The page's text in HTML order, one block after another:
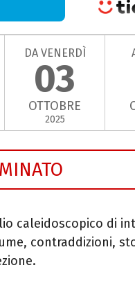
DA VENERDÌ
03
OTTOBRE
2025
caleidoscopico di
contraddizioni,